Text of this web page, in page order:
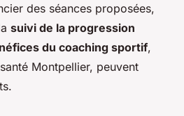
des séances proposées,
suivi de la progression
du coaching sportif,
Montpellier, peuvent